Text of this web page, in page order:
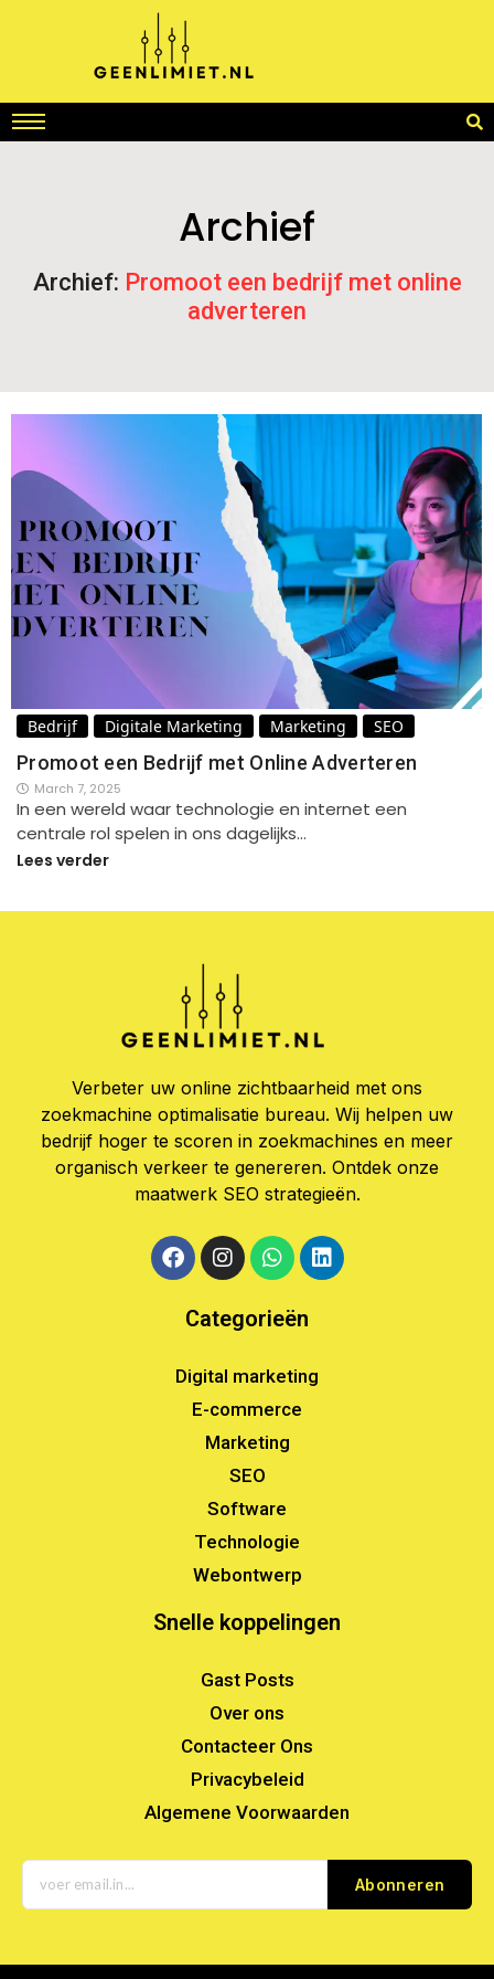
Archief
Archief: Promoot een bedrijf met online
adverteren
Bedrijf Digitale Marketing Marketing SEO
Promoot een Bedrijf met Online Adverteren
March 7, 2025
In een wereld waar technologie en internet een
centrale rol spelen in ons dagelijks…
Lees verder
Verbeter uw online zichtbaarheid met ons
zoekmachine optimalisatie bureau. Wij helpen uw
bedrijf hoger te scoren in zoekmachines en meer
organisch verkeer te genereren. Ontdek onze
maatwerk SEO strategieën.
Categorieën
Digital marketing
E-commerce
Marketing
SEO
Software
Technologie
Webontwerp
Snelle koppelingen
Gast Posts
Over ons
Contacteer Ons
Privacybeleid
Algemene Voorwaarden
Abonneren